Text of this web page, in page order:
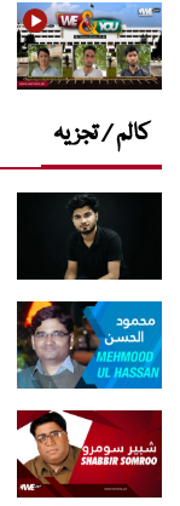
کالم / تجزیہ